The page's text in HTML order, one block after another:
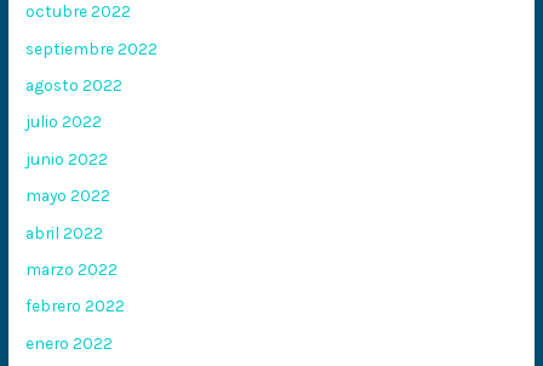
octubre 2022
septiembre 2022
agosto 2022
julio 2022
junio 2022
mayo 2022
abril 2022
marzo 2022
febrero 2022
enero 2022